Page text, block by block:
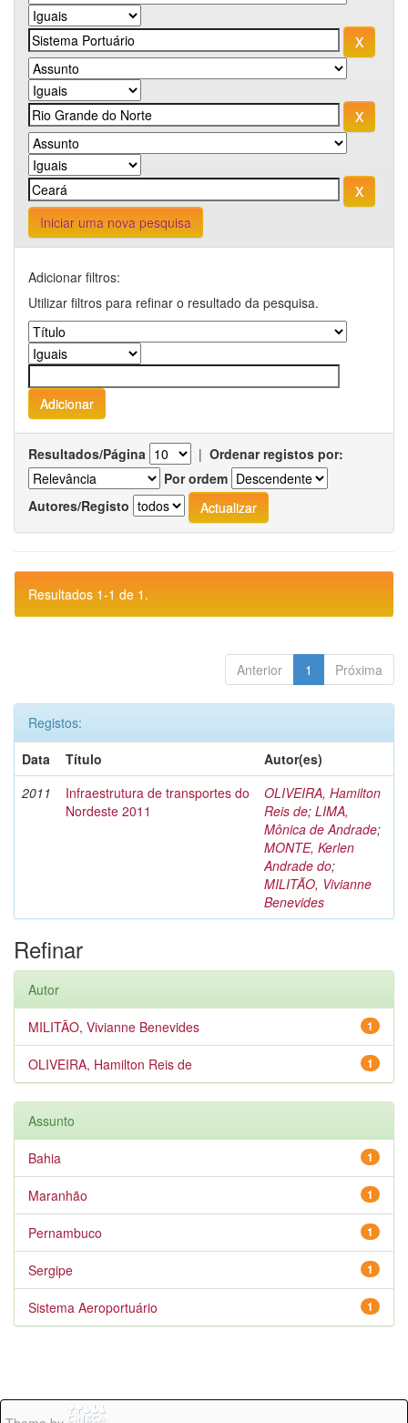
Iniciar uma nova pesquisa
Adicionar filtros:
Utilizar filtros para refinar o resultado da pesquisa.
Resultados/Página | Ordenar registos por:
Por ordem
Autores/Registo
Resultados 1-1 de 1.
Anterior 1 Próxima
Registos:
Data
Título
Autor(es)
2011
Infraestrutura de transportes do
Nordeste 2011
OLIVEIRA, Hamilton
Reis de; LIMA,
Mônica de Andrade;
MONTE, Kerlen
Andrade do;
MILITÃO, Vivianne
Benevides
Refinar
Autor
1
MILITÃO, Vivianne Benevides
1
OLIVEIRA, Hamilton Reis de
Assunto
1
Bahia
1
Maranhão
1
Pernambuco
1
Sergipe
1
Sistema Aeroportuário